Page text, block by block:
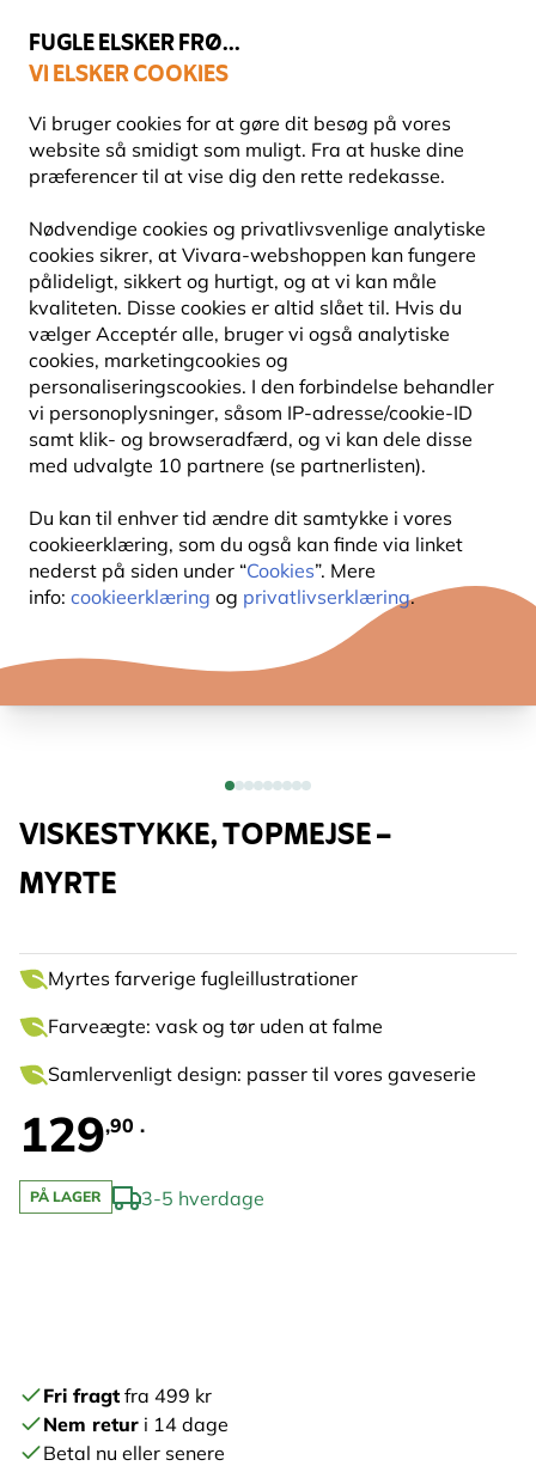
FUGLE ELSKER FRØ...
VI ELSKER COOKIES
Vi bruger cookies for at gøre dit besøg på vores
website så smidigt som muligt. Fra at huske dine
præferencer til at vise dig den rette redekasse.
Nødvendige cookies og privatlivsvenlige analytiske
cookies sikrer, at Vivara-webshoppen kan fungere
pålideligt, sikkert og hurtigt, og at vi kan måle
kvaliteten. Disse cookies er altid slået til. Hvis du
vælger Acceptér alle, bruger vi også analytiske
cookies, marketingcookies og
personaliseringscookies. I den forbindelse behandler
vi personoplysninger, såsom IP-adresse/cookie-ID
samt klik- og browseradfærd, og vi kan dele disse
med udvalgte 10 partnere (se partnerlisten).
Du kan til enhver tid ændre dit samtykke i vores
cookieerklæring, som du også kan finde via linket
nederst på siden under “Cookies”. Mere
info: cookieerklæring og privatlivserklæring.
Topbedømt i 11 lande
Fri fragt over 499 kr.
VISKESTYKKE, TOPMEJSE –
MYRTE
Myrtes farverige fugleillustrationer
Farveægte: vask og tør uden at falme
Samlervenligt design: passer til vores gaveserie
129,90 .
PÅ LAGER 3-5 hverdage
Fri fragtfra 499 kr
Nem retur i 14 dage
Betal nu eller senere